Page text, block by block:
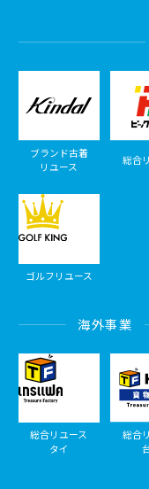
ブランド古着
リユース
総合
ゴルフリユース
海外事業
総合リユース
タイ
総合